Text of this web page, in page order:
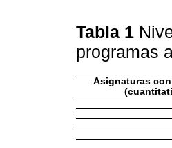
Tabla 1
programas
Asignaturas